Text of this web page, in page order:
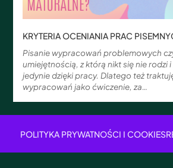
KRYTERIA OCENIANIA PRAC
Pisanie wypracowań problemowych
umiejętnością, z którą nikt się nie rodzi
jedynie dzięki pracy. Dlatego też
wypracowań jako ćwiczenie, za…
POLITYKA PRYWATNOŚCI I COOKIES